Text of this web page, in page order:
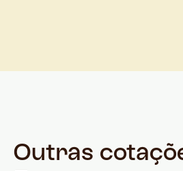
Outras